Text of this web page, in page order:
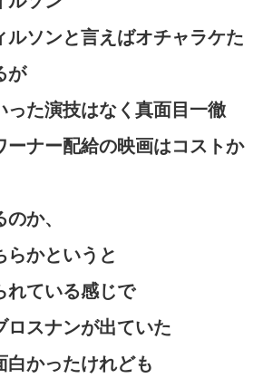
ルソンと言えばオチャラケた
が
った演技はなく真面目一徹
ーナー配給の映画はコストか
か、
らかというと
れている感じで
ロスナンが出ていた
白かったけれども